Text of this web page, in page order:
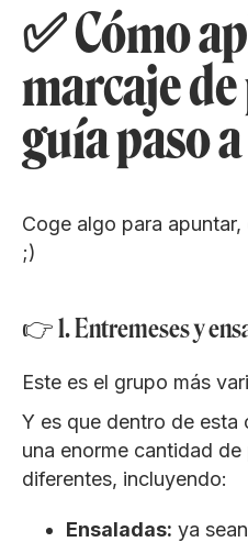
✅ Cómo
marcaje
guía paso
Coge algo para
;)
👉 1. Entremeses y
Este es el grupo más
Y es que dentro de
una enorme cantidad
diferentes, incluyendo:
Ensaladas: ya